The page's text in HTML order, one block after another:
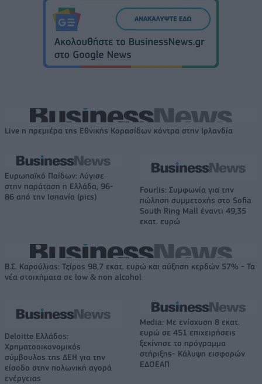
Live η πρεμιέρα της Εθνικής Κορασίδων κόντρα στην Ιρλανδία
Ευρωπαϊκό Παίδων: Λύγισε
στην παράταση η Ελλάδα, 96-
86 από την Ισπανία (pics)
Fourlis: Συμφωνία για την
πώληση συμμετοχής στο Sofia
South Ring Mall έναντι 49,35
εκατ. ευρώ
Β.Σ. Καρούλιας: Τζίρος 98,7 εκατ. ευρώ και αύξηση κερδών 57% - Τα
νέα στοιχήματα σε low & non alcohol
Deloitte Ελλάδος:
Χρηματοοικονομικός
σύμβουλος της ΔΕΗ για την
είσοδο στην πολωνική αγορά
ενέργειας
Media: Με ενίσχυση 8 εκατ.
ευρώ σε 451 επιχειρήσεις
ξεκίνησε το πρόγραμμα
στήριξης- Κάλυψη εισφορών
ΕΔΟΕΑΠ